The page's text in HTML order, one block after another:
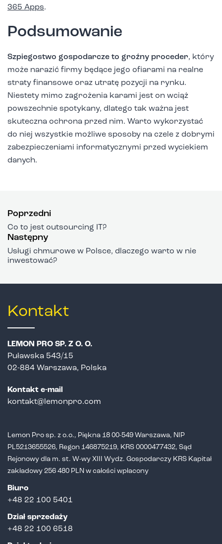
365 Apps.
Podsumowanie
Szpiegostwo gospodarcze to groźny proceder, który
może narazić firmy będące jego ofiarami na realne
straty finansowe oraz utratę pozycji na rynku.
Niestety mimo zagrożenia karami jest on wciąż
powszechnie spotykany, dlatego tak ważna jest
skuteczna ochrona przed nim. Warto wykorzystać
do niej wszystkie możliwe sposoby na czele z dobrymi
zabezpieczeniami informatycznymi przed wyciekiem
danych.
Poprzedni
Co to jest outsourcing IT?
Następny
Usługi chmurowe w Polsce, dlaczego warto w nie
inwestować?
Kontakt
LEMON PRO SP. Z O. O.
Puławska 543/15
02-884 Warszawa, Polska
Kontakt e-mail
kontakt@lemonpro.com
Lemon Pro sp. z o.o., Piękna 18 00-549 Warszawa, NIP
PL5213655526, Regon 146875219, KRS 0000477432, Sąd
Rejonowy dla m. st. W-wy XIII Wydz. Gospodarczy KRS Kapitał
zakładowy 256 480 PLN w całości wpłacony
Biuro
+48 22 100 5401
Dział sprzedaży
+48 22 100 6518